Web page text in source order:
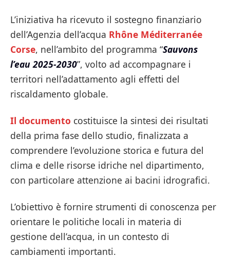
L’iniziativa ha ricevuto il sostegno finanziario
dell’Agenzia dell’acqua Rhône Méditerranée
Corse, nell’ambito del programma “Sauvons
l’eau 2025-2030”, volto ad accompagnare i
territori nell’adattamento agli effetti del
riscaldamento globale.
Il documento costituisce la sintesi dei risultati
della prima fase dello studio, finalizzata a
comprendere l’evoluzione storica e futura del
clima e delle risorse idriche nel dipartimento,
con particolare attenzione ai bacini idrografici.
L’obiettivo è fornire strumenti di conoscenza per
orientare le politiche locali in materia di
gestione dell’acqua, in un contesto di
cambiamenti importanti.